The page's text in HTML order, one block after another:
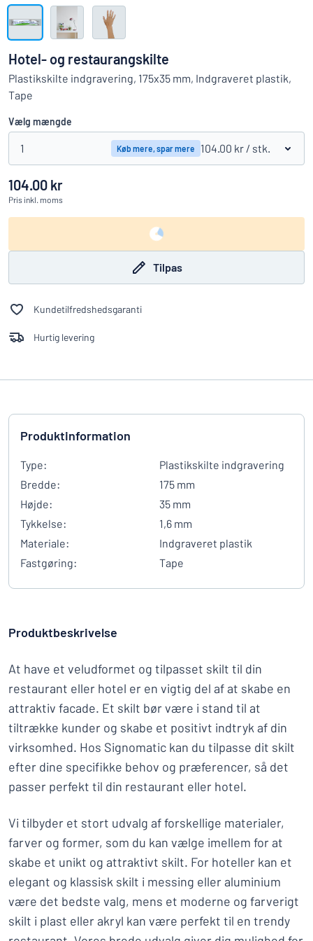
du ikke finde det, du leder efter? Start med at designe et skilt
Vis alle kategorier
Log
ind
Firma
Hotel- og restaurangskilte
Plastikskilte indgravering, 175x35 mm, Indgraveret plastik,
Tape
Vælg mængde
1 Køb mere, spar mere 104.00 kr / stk.
104.00 kr
Pris inkl. moms
Tilpas
Kundetilfredshedsgaranti
Hurtig levering
Produktinformation
Type:
Plastikskilte indgravering
Bredde:
175 mm
Højde:
35 mm
Tykkelse:
1,6 mm
Materiale:
Indgraveret plastik
Fastgøring:
Tape
Produktbeskrivelse
At have et veludformet og tilpasset skilt til din
restaurant eller hotel er en vigtig del af at skabe en
attraktiv facade. Et skilt bør være i stand til at
tiltrække kunder og skabe et positivt indtryk af din
virksomhed. Hos Signomatic kan du tilpasse dit skilt
efter dine specifikke behov og præferencer, så det
passer perfekt til din restaurant eller hotel.
Vi tilbyder et stort udvalg af forskellige materialer,
farver og former, som du kan vælge imellem for at
skabe et unikt og attraktivt skilt. For hoteller kan et
elegant og klassisk skilt i messing eller aluminium
være det bedste valg, mens et moderne og farverigt
skilt i plast eller akryl kan være perfekt til en trendy